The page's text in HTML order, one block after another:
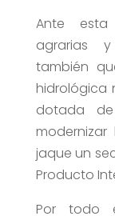
Ante esta
agrarias
también
hidrológica
dotada
jaque un
Producto
Por todo